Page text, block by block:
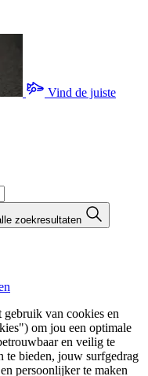
Vind de juiste
zoekresultaten
van cookies en
om jou een optimale
en veilig te
te bieden, jouw surfgedrag
persoonlijker te maken